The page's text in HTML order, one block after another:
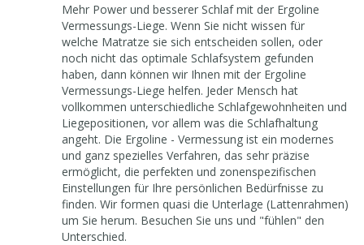
Mehr Power und besserer Schlaf mit der Ergoline
Vermessungs-Liege. Wenn Sie nicht wissen für
welche Matratze sie sich entscheiden sollen, oder
noch nicht das optimale Schlafsystem gefunden
haben, dann können wir Ihnen mit der Ergoline
Vermessungs-Liege helfen. Jeder Mensch hat
vollkommen unterschiedliche Schlafgewohnheiten und
Liegepositionen, vor allem was die Schlafhaltung
angeht. Die Ergoline - Vermessung ist ein modernes
und ganz spezielles Verfahren, das sehr präzise
ermöglicht, die perfekten und zonenspezifischen
Einstellungen für Ihre persönlichen Bedürfnisse zu
finden. Wir formen quasi die Unterlage (Lattenrahmen)
um Sie herum. Besuchen Sie uns und "fühlen" den
Unterschied.